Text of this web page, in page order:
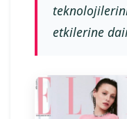
etkilerine